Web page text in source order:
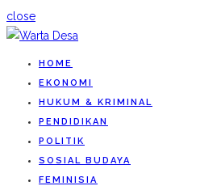
close
HOME
EKONOMI
HUKUM & KRIMINAL
PENDIDIKAN
POLITIK
SOSIAL BUDAYA
FEMINISIA